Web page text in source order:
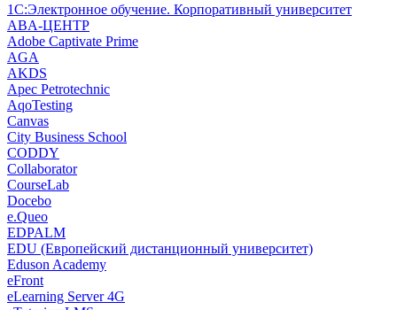
1С:Электронное обучение. Корпоративный университет
ABA-ЦЕНТР
Adobe Captivate Prime
AGA
AKDS
Apec Petrotechnic
AqoTesting
Canvas
City Business School
CODDY
Collaborator
CourseLab
Docebo
e.Queo
EDPALM
EDU (Европейский дистанционный университет)
Eduson Academy
eFront
eLearning Server 4G